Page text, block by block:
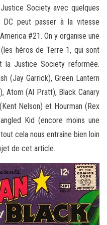
Society avec quelques
DC peut passer à la vitesse
#21. On y organise une
héros de Terre 1, qui sont
la Justice Society reformée.
(Jay Garrick), Green Lantern
Atom (Al Pratt), Black Canary
Nelson) et Hourman (Rex
Kid (encore moins une
cela nous entraîne bien loin
de cet article.